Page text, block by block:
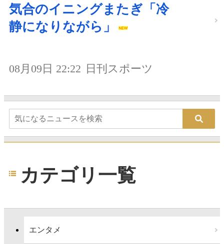
気合のイニングまたぎ「冷
静になりながら」
08月09日 22:22 日刊スポーツ
カテゴリ一覧
エンタメ